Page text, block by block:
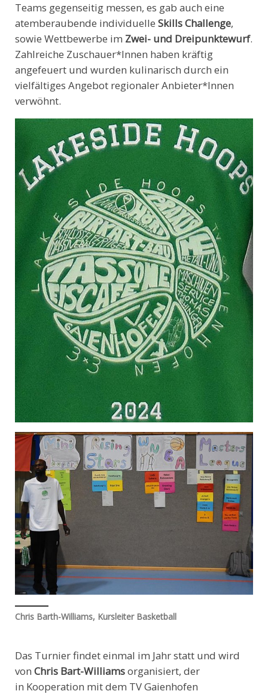
Teams gegenseitig messen, es gab auch eine
atemberaubende individuelle Skills Challenge,
sowie Wettbewerbe im Zwei- und Dreipunktewurf.
Zahlreiche Zuschauer*Innen haben kräftig
angefeuert und wurden kulinarisch durch ein
vielfältiges Angebot regionaler Anbieter*Innen
verwöhnt.
Chris Barth-Williams, Kursleiter Basketball
Das Turnier findet einmal im Jahr statt und wird
von Chris Bart-Williamsorganisiert, der
in Kooperation mit dem TV Gaienhofen